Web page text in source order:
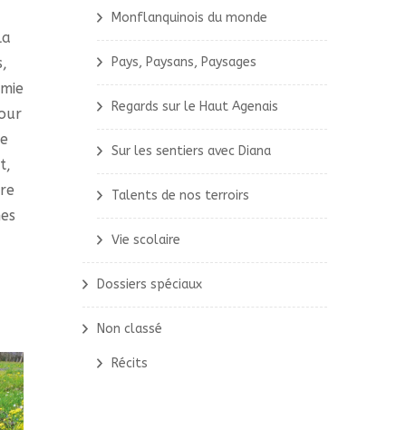
Monflanquinois du monde
Pays, Paysans, Paysages
Regards sur le Haut Agenais
Sur les sentiers avec Diana
Talents de nos terroirs
Vie scolaire
Dossiers spéciaux
Non classé
Récits